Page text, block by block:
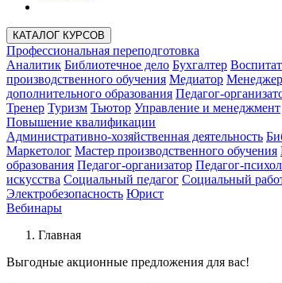
КАТАЛОГ КУРСОВ
Профессиональная переподготовка
Аналитик Библиотечное дело Бухгалтер
производственного обучения Медиатор Менеджер
дополнительного образования Педагог-
Тренер Туризм Тьютор Управление и менеджмент
Повышение квалификации
Административно-хозяйственная деятельность
Маркетолог Мастер производственного обучения
образования Педагог-организатор Педагог-
искусства Социальный педагог Социальный
Электробезопасность Юрист
Вебинары
Главная
Выгодные акционные предложения для вас!